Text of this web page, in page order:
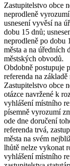
Zastupitelstvo obce
neprodleně
usnesení vyvěsí na
dobu 15 dnů;
neprodleně po dobu
města a na úředních
městských obvodů.
Obdobně postupuje
referenda na
Zastupitelstvo obce
otázce navržené k
vyhlášení místního
písemně vyrozumí
ode dne doručení
referenda trvá,
města na svém
lhůtě nelze vykonat
vyhlášení místního